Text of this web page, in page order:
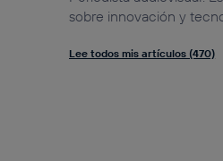
sobre innovación y
Lee todos mis artículos (470)